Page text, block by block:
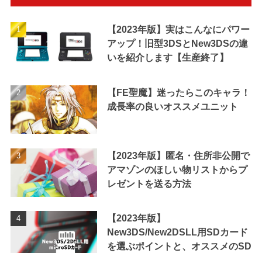
【2023年版】実はこんなにパワー
アップ！旧型3DSとNew3DSの違
いを紹介します【生産終了】
【FE聖魔】迷ったらこのキャラ！
成長率の良いオススメユニット
【2023年版】匿名・住所非公開で
アマゾンのほしい物リストからプ
レゼントを送る方法
【2023年版】
New3DS/New2DSLL用SDカード
を選ぶポイントと、オススメのSD